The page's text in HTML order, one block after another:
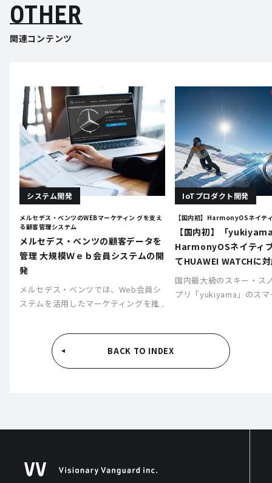
OTHER
関連コンテンツ
システム開発
メルセデス・ベンツのWEBマーケティン グを支え
る顧客管理システム
メルセデス・ベンツの顧客データを
管理 大規模Ｗｅｂ会員システムの開
発
メルセデス・ベンツでは、Web会員シ
ステムを活用したマーケティングを推
案できるシステム開発会社を探してい
ました。大手企業も参加したコンペの
結果、弊社が開発を担当することとな
IoTプロダクト開発
【国内初】HarmonyOSネイテ
【国内初】「
HarmonyOSネイティ
てHUAWEI WATCHに
国内最大級のスキー・ス
プリ「yukiyama」のス
く、ゲレンデマップや仲
を手元で確認できる「ウ
携機能」を開発しました
BACK TO INDEX